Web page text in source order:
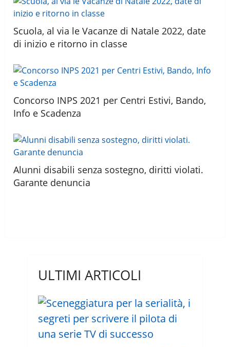
Scuola, al via le Vacanze di Natale 2022, date
di inizio e ritorno in classe
Concorso INPS 2021 per Centri Estivi, Bando,
Info e Scadenza
Alunni disabili senza sostegno, diritti violati.
Garante denuncia
ULTIMI ARTICOLI